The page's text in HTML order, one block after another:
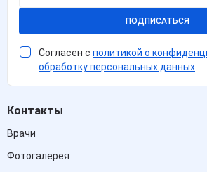
ПОДПИСАТЬСЯ
Согласен с политикой о
обработку персональных данных
Контакты
Врачи
Фотогалерея